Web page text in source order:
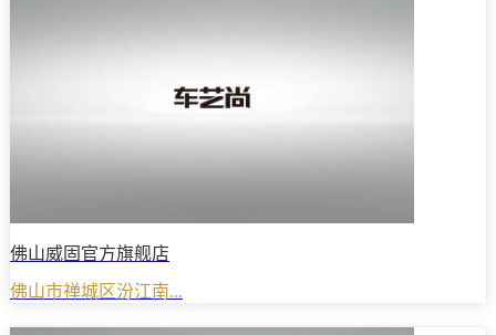
佛山威固官方旗舰店
佛山市禅城区汾江南...